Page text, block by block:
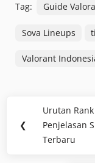
Tag: Guide
Sova Lineups
Valorant
Navigasi
pos
❮
Previous
Post:
Urutan
Penjelasan
Terbaru